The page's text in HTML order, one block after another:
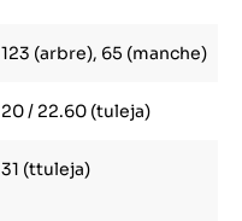
123 (arbre), 65 (manche)
20 / 22.60 (tuleja)
31 (ttuleja)